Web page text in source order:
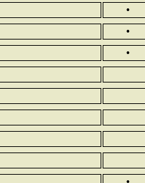
•
•
•